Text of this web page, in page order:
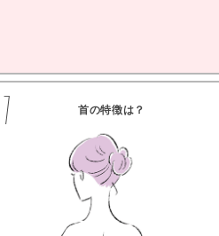
1 首の特徴は？